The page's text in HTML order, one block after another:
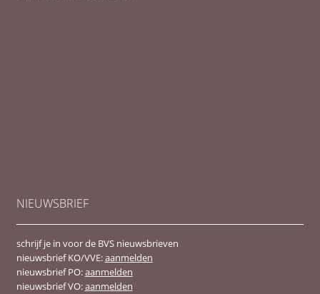
NIEUWSBRIEF
schrijf je in voor de BVS nieuwsbrieven
nieuwsbrief KO/VVE:aanmelden
nieuwsbrief PO:aanmelden
nieuwsbrief VO:aanmelden